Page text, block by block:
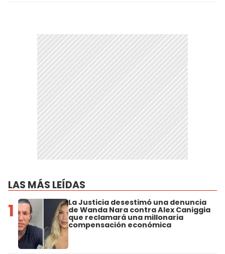
LAS MÁS LEÍDAS
1 La Justicia desestimó una denuncia
de Wanda Nara contra Alex Caniggia
que reclamará una millonaria
compensación económica